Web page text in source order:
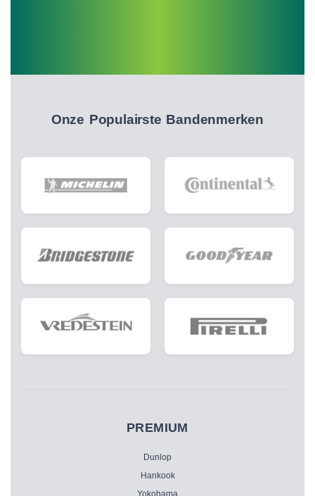
Onze Populairste Bandenmerken
PREMIUM
Dunlop
Hankook
Yokohama